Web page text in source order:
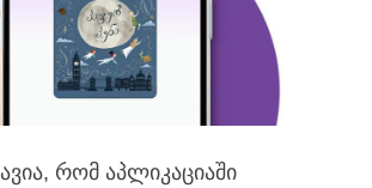
რომ აპლიკაციაში